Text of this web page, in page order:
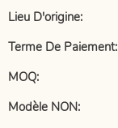
Lieu D'origine:
Terme De Paiement:
MOQ:
Modèle NON: